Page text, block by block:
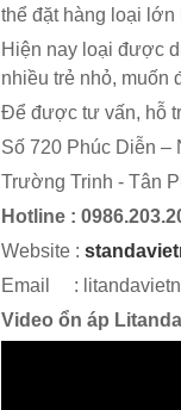
thể đặt hàng loại
Hiện nay loại được
nhiều trẻ nhỏ, muốn
Để được tư vấn, hỗ
Số 720 Phúc Diễn –
Trường Trinh - Tân
Hotline :
Website :
Email :
Video ổn áp